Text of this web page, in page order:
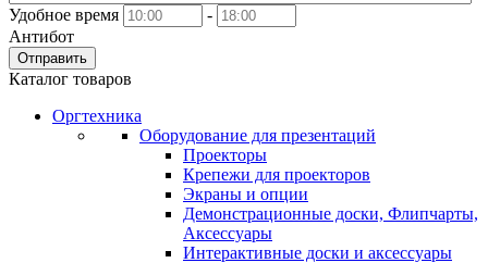
Удобное время
-
Антибот
Отправить
Каталог товаров
Оргтехника
Оборудование для презентаций
Проекторы
Крепежи для проекторов
Экраны и опции
Демонстрационные доски, Флипчарты,
Аксессуары
Интерактивные доски и аксессуары